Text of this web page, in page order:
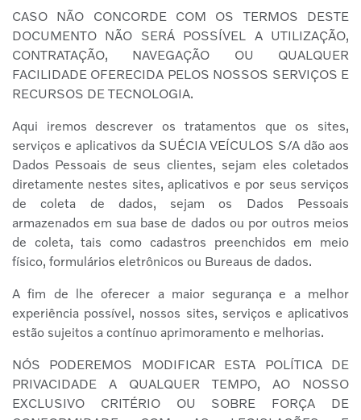
CASO NÃO CONCORDE COM OS TERMOS DESTE
DOCUMENTO NÃO SERÁ POSSÍVEL A UTILIZAÇÃO,
CONTRATAÇÃO, NAVEGAÇÃO OU QUALQUER
FACILIDADE OFERECIDA PELOS NOSSOS SERVIÇOS E
RECURSOS DE TECNOLOGIA.
Aqui iremos descrever os tratamentos que os sites,
serviços e aplicativos da SUÉCIA VEÍCULOS S/A dão aos
Dados Pessoais de seus clientes, sejam eles coletados
diretamente nestes sites, aplicativos e por seus serviços
de coleta de dados, sejam os Dados Pessoais
armazenados em sua base de dados ou por outros meios
de coleta, tais como cadastros preenchidos em meio
físico, formulários eletrônicos ou Bureaus de dados.
A fim de lhe oferecer a maior segurança e a melhor
experiência possível, nossos sites, serviços e aplicativos
estão sujeitos a contínuo aprimoramento e melhorias.
NÓS PODEREMOS MODIFICAR ESTA POLÍTICA DE
PRIVACIDADE A QUALQUER TEMPO, AO NOSSO
EXCLUSIVO CRITÉRIO OU SOBRE FORÇA DE